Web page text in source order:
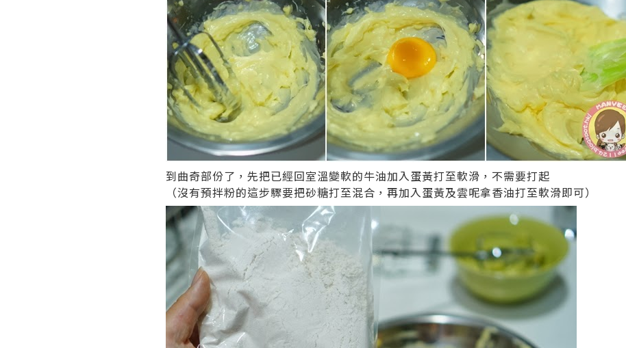
到曲奇部份了，先把已經回室溫變軟的牛油加入蛋黃打至軟滑，不需要打起
（沒有預拌粉的這步驟要把砂糖打至混合，再加入蛋黃及雲呢拿香油打至軟滑即可）